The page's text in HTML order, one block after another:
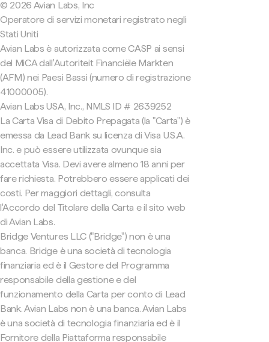
© 2026 Avian Labs, Inc
Operatore di servizi monetari registrato negli
Stati Uniti
Avian Labs è autorizzata come CASP ai sensi
del MiCA dall'Autoriteit Financiële Markten
(AFM) nei Paesi Bassi (numero di registrazione
41000005).
Avian Labs USA, Inc., NMLS ID # 2639252
La Carta Visa di Debito Prepagata (la "Carta") è
emessa da Lead Bank su licenza di Visa U.S.A.
Inc. e può essere utilizzata ovunque sia
accettata Visa. Devi avere almeno 18 anni per
fare richiesta. Potrebbero essere applicati dei
costi. Per maggiori dettagli, consulta
l'Accordo del Titolare della Carta e il sito web
di Avian Labs.
Bridge Ventures LLC ("Bridge") non è una
banca. Bridge è una società di tecnologia
finanziaria ed è il Gestore del Programma
responsabile della gestione e del
funzionamento della Carta per conto di Lead
Bank. Avian Labs non è una banca. Avian Labs
è una società di tecnologia finanziaria ed è il
Fornitore della Piattaforma responsabile